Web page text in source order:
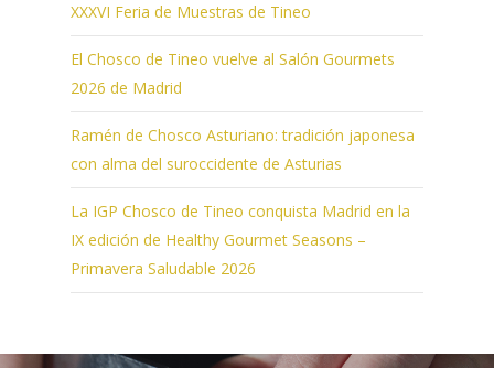
XXXVI Feria de Muestras de Tineo
El Chosco de Tineo vuelve al Salón Gourmets
2026 de Madrid
Ramén de Chosco Asturiano: tradición japonesa
con alma del suroccidente de Asturias
La IGP Chosco de Tineo conquista Madrid en la
IX edición de Healthy Gourmet Seasons –
Primavera Saludable 2026